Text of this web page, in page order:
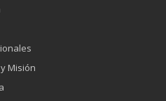
Misión